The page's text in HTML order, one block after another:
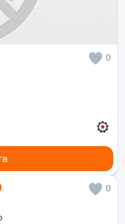
0
0